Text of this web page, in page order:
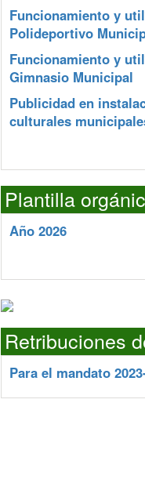
Funcionamiento y
Polideportivo
Funcionamiento y
Gimnasio Municipal
Publicidad en
culturales
Plantilla
Año 2026
Retribuciones
Para el mandato